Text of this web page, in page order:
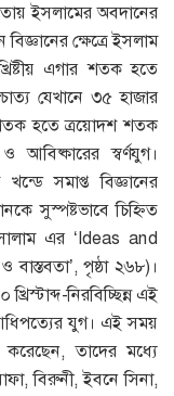
ইসলামের অবদানের
ক্ষেত্রে ইসলাম
এগার শতক হতে
যেখানে ৩৫ হাজার
শতক হতে ত্রয়োদশ শতক
আবিষ্কারের স্বর্ণযুগ।
সমাপ্ত বিজ্ঞানের
সুস্পষ্টভাবে চিহ্নিত
এর ‘Ideas and
বাস্তবতা’, পৃষ্ঠা ২৬৮)।
নিরবিচ্ছিন্ন এই
যুগ। এই সময়
তাদের মধ্যে
বিরুনী, ইবনে সিনা,